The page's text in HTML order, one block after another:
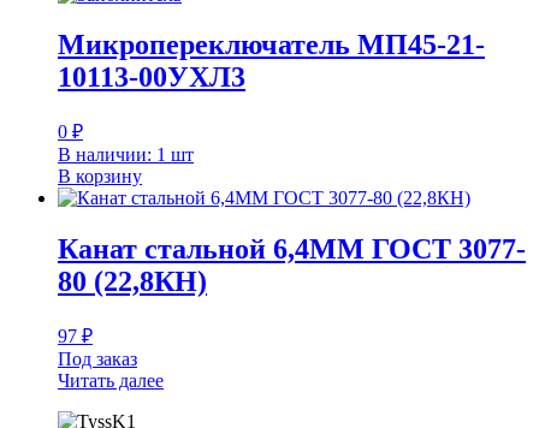
Микропереключатель МП45-21-
10113-00УХЛ3
0 ₽
В наличии: 1 шт
В корзину
Канат стальной 6,4ММ ГОСТ 3077-
80 (22,8КН)
97 ₽
Под заказ
Читать далее